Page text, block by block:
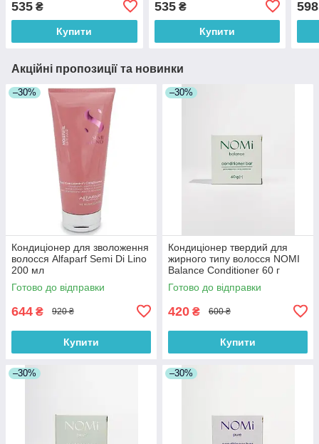
535 ₴
Купити
535₴
Купити
598
Акційні пропозиції та новинки
–30%
Кондиціонер для зволоження
волосся Alfaparf Semi Di Lino
200 мл
Готово до відправки
644 ₴ 920 ₴
Купити
–30%
Кондиціонер твердий для
жирного типу волосся NOMI
Balance Conditioner 60 г
Готово до відправки
420 ₴ 600 ₴
Купити
–30% –30%